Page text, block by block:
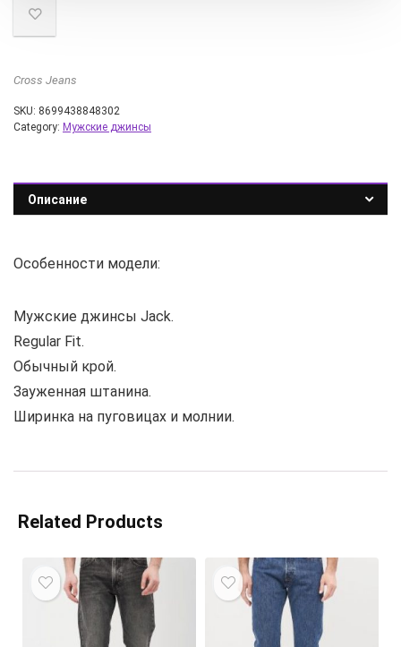
Cross Jeans
SKU: 8699438848302
Category: Мужские джинсы
Описание
Особенности модели:
Мужские джинсы Jack.
Regular Fit.
Обычный крой.
Зауженная штанина.
Ширинка на пуговицах и молнии.
Related Products